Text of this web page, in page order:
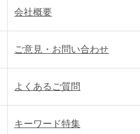
会社概要
ご意見・お問い合わせ
よくあるご質問
キーワード特集